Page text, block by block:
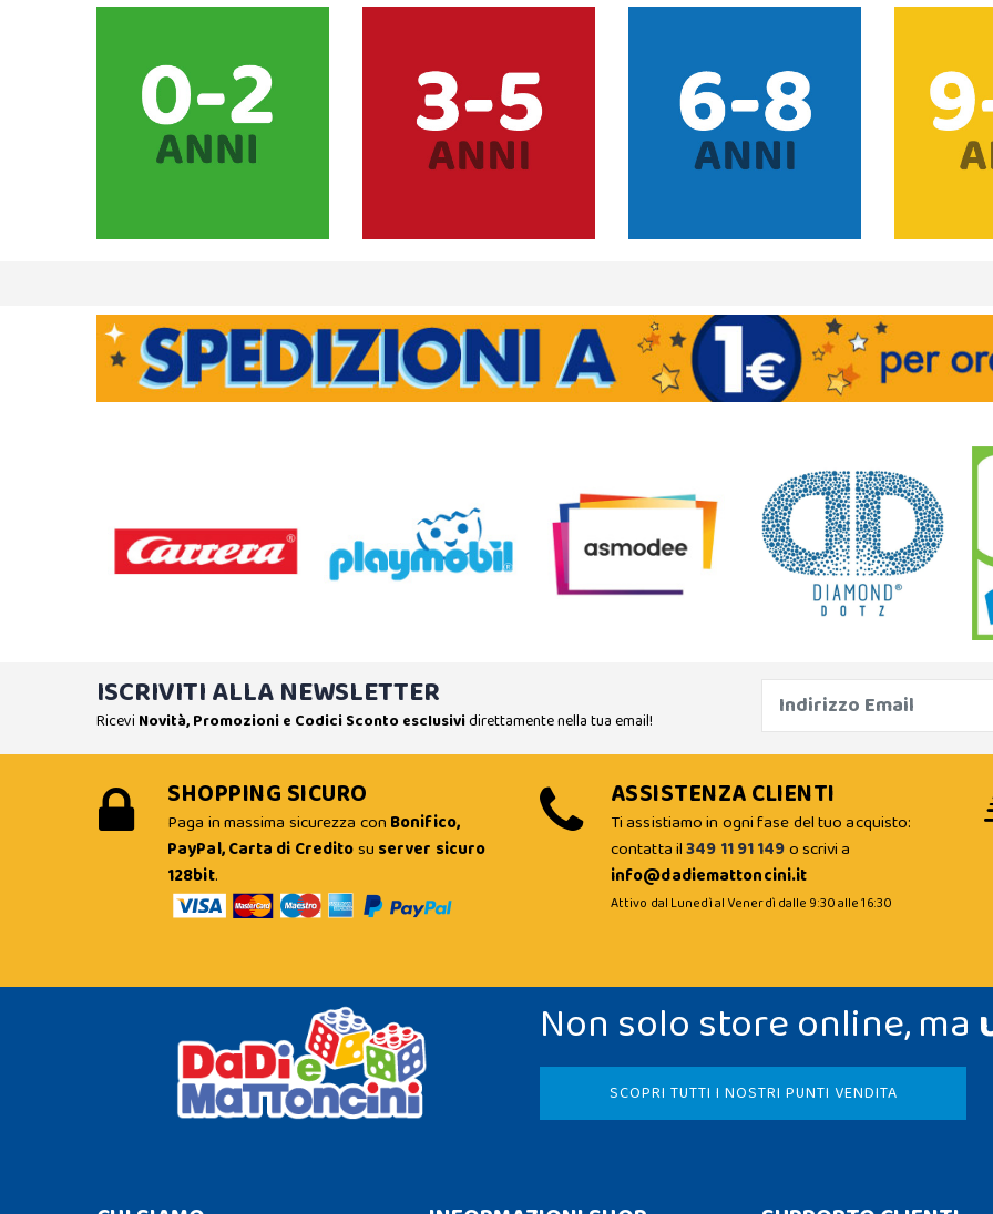
ISCRIVITI ALLA NEWSLETTER
Ricevi Novità, Promozioni e Codici Sconto esclusividirettamente nella tua email!
SHOPPING SICURO
Paga in massima sicurezza con Bonifico,
PayPal, Carta di Creditosu server sicuro
128bit.
ASSISTENZA CLIENTI
Ti assistiamo in ogni fase del tuo acquisto:
contatta il349 11 91 149o scrivi a
info@dadiemattoncini.it
Attivo dal Lunedì al Venerdì dalle 9:30 alle 16:30
Non solo store online, ma
SCOPRI TUTTI I NOSTRI PUNTI VENDITA